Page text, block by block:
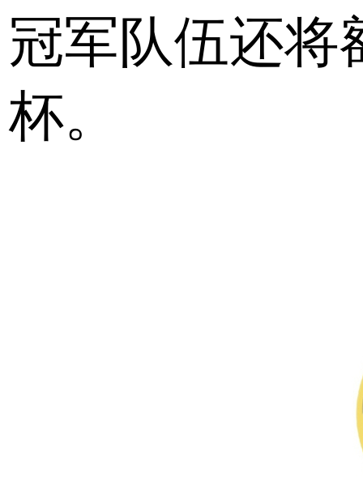
冠军队伍还将
杯。